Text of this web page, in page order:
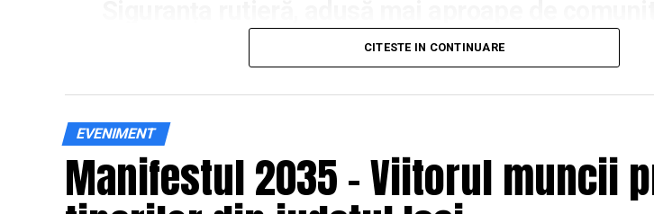
Datele privind accidentele rutiere din România continuă să evidențieze
inițiative de educație și prevenție. În 2025, peste 3.000 de persoane au fost
accidente rutiere, iar mai mult de 1.300 și-au pierdut viața pe șoselele din
În acest context, campania „Condu Prudent! Alege Viața!” își propune să
informația teoretică într-o experiență directă, prin simulări și demonstrații
participanți să înțeleagă concret impactul deciziilor luate în trafic.
CITESTE IN CONTINUARE
EVENIMENT
Manifestul 2035 – Viitorul muncii